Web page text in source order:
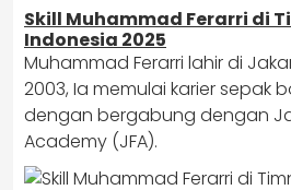
Skill Muhammad Ferarri di
Indonesia 2025
Muhammad Ferarri lahir di
2003, Ia memulai karier sepak
dengan bergabung dengan
Academy (JFA).